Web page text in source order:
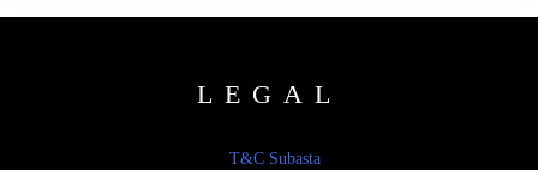
LEGAL
T&C Subasta